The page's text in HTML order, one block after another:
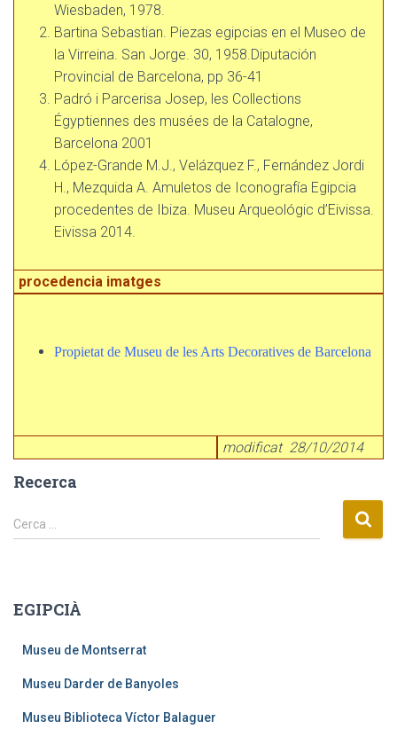
Wiesbaden, 1978.
Bartina Sebastian. Piezas egipcias en el Museo de
la Virreina. San Jorge. 30, 1958.Diputación
Provincial de Barcelona, pp 36-41
Padró i Parcerisa Josep, les Collections
Égyptiennes des musées de la Catalogne,
Barcelona 2001
López-Grande M.J., Velázquez F., Fernández Jordi
H., Mezquida A. Amuletos de Iconografía Egipcia
procedentes de Ibiza. Museu Arqueológic d’Eivissa.
Eivissa 2014.
procedencia imatges
Propietat de Museu de les Arts Decoratives de Barcelona
modificat 28/10/2014
Recerca
C
e
:
Cerca …
EGIPCIÀ
Museu de Montserrat
Museu Darder de Banyoles
Museu Biblioteca Víctor Balaguer